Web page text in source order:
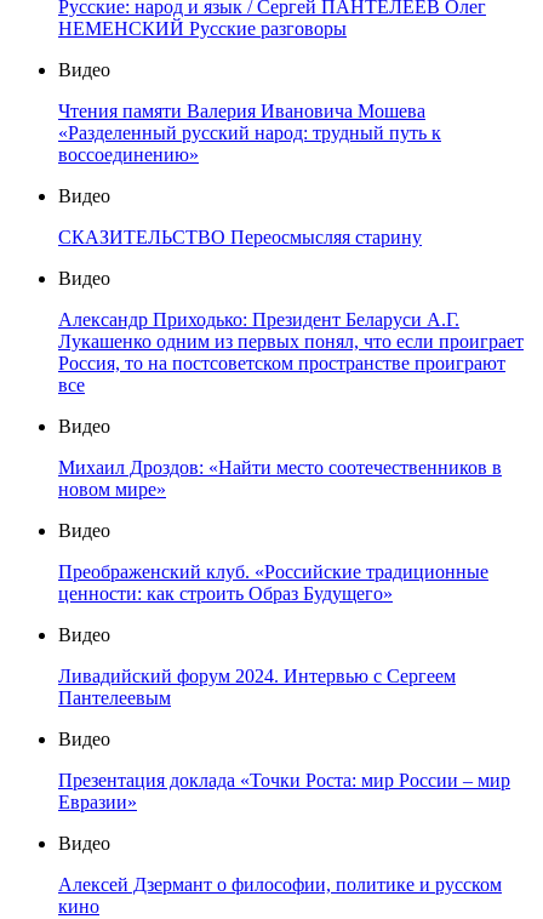
Русские: народ и язык / Сергей ПАНТЕЛЕЕВ Олег
НЕМЕНСКИЙ Русские разговоры
Видео
Чтения памяти Валерия Ивановича Мошева
«Разделенный русский народ: трудный путь к
воссоединению»
Видео
СКАЗИТЕЛЬСТВО Переосмысляя старину
Видео
Александр Приходько: Президент Беларуси А.Г.
Лукашенко одним из первых понял, что если проиграет
Россия, то на постсоветском пространстве проиграют
все
Видео
Михаил Дроздов: «Найти место соотечественников в
новом мире»
Видео
Преображенский клуб. «Российские традиционные
ценности: как строить Образ Будущего»
Видео
Ливадийский форум 2024. Интервью с Сергеем
Пантелеевым
Видео
Презентация доклада «Точки Роста: мир России – мир
Евразии»
Видео
Алексей Дзермант о философии, политике и русском
кино